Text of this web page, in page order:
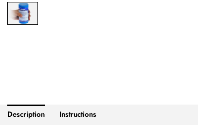
Description Instructions